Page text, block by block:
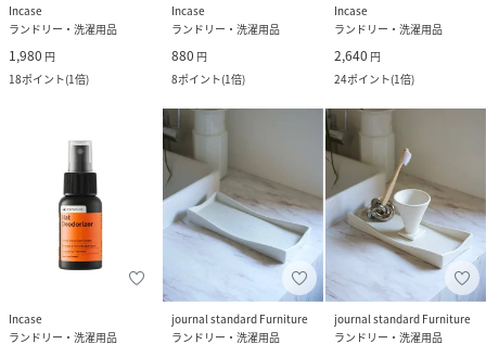
Incase
ランドリー・洗濯用品
1,980 円
18ポイント(1倍)
Incase
ランドリー・洗濯用品
880 円
8ポイント(1倍)
Incase
ランドリー・洗濯用品
2,640 円
24ポイント(1倍)
Incase
ランドリー・洗濯用品
journal standard Furniture
ランドリー・洗濯用品
journal standard Furniture
ランドリー・洗濯用品